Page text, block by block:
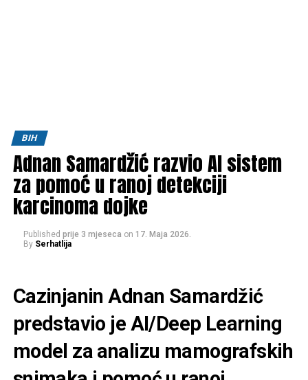
BIH
Adnan Samardžić razvio AI sistem
za pomoć u ranoj detekciji
karcinoma dojke
Published prije 3 mjeseca on 17. Maja 2026.
By Serhatlija
Cazinjanin Adnan Samardžić
predstavio je AI/Deep Learning
model za analizu mamografskih